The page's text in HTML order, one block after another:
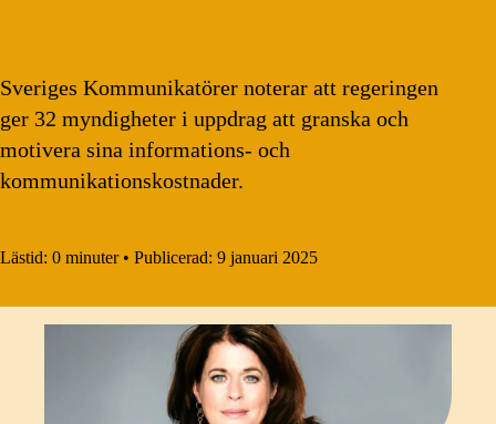
Sveriges Kommunikatörer noterar att regeringen
ger 32 myndigheter i uppdrag att granska och
motivera sina informations- och
kommunikationskostnader.
Lästid: 0 minuter • Publicerad: 9 januari 2025